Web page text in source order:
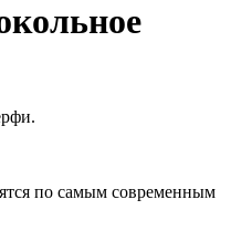
по самым современным